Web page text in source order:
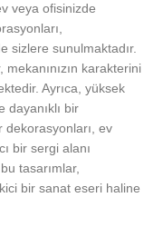
veya ofisinizde
sizlere sunulmaktadır.
karakterini
Ayrıca, yüksek
dayanıklı bir
dekorasyonları, ev
bir sergi alanı
tasarımlar,
bir sanat eseri haline